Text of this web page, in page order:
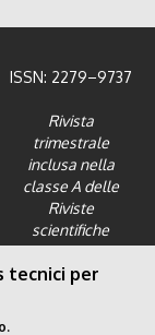
ISSN: 2279–9737
Rivista
trimestrale
inclusa nella
classe A delle
Riviste
scientifiche
dell'Area 12 -
Scienze giuridiche
tecnici per